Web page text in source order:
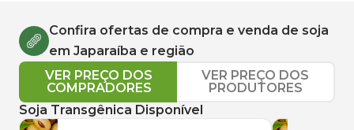
Confira ofertas de compra e venda de soja
em Japaraíba e região
VER PREÇO DOS
COMPRADORES
VER PREÇO DOS
PRODUTORES
Soja Transgênica Disponível